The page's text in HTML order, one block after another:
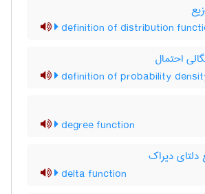
definition of distribution
احتمال
definition of probability
degree function
دلتای دیراک
delta function